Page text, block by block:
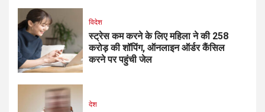
विदेश
स्ट्रेस कम करने के लिए महिला ने की ₹258
करोड़ की शॉपिंग, ऑनलाइन ऑर्डर कैंसिल
करने पर पहुंची जेल
देश